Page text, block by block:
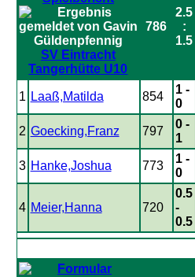
SV Eintracht
Tangerhütte U10
786
2.5
:
1.5
1 Laaß,Matilda 854
1 -
0
2 Goecking,Franz 797
0 -
1
3 Hanke,Joshua 773
1 -
0
4 Meier,Hanna 720
0.5
-
0.5